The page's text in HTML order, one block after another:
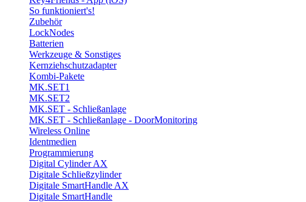
So funktioniert's!
Zubehör
LockNodes
Batterien
Werkzeuge & Sonstiges
Kernziehschutzadapter
Kombi-Pakete
MK.SET1
MK.SET2
MK.SET - Schließanlage
MK.SET - Schließanlage - DoorMonitoring
Wireless Online
Identmedien
Programmierung
Digital Cylinder AX
Digitale Schließzylinder
Digitale SmartHandle AX
Digitale SmartHandle